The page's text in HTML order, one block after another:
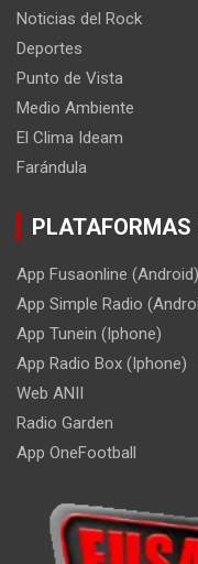
Noticias del Rock
Deportes
Punto de Vista
Medio Ambiente
El Clima Ideam
Farándula
PLATAFORMAS
App Fusaonline (Android)
App Simple Radio
App Tunein (Iphone)
App Radio Box (Iphone)
Web ANII
Radio Garden
App OneFootball